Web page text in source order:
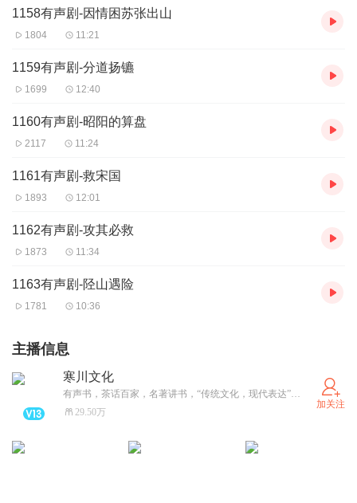
【作品简介】
东方版“权力的游戏”《鬼谷子的局》是一部长篇历史小说。
人。
在他身后的二千多年中，谋略家以他为宗，军事家认他为
圣，纵横家奉他为祖，命相家拜他为祖师，仙道家尊他为真
人。中国人将他视作智慧的化身，敬作无所不能的神龙。
1158有声剧-因情困苏张出山
1804 11:21
1159有声剧-分道扬镳
1699 12:40
1160有声剧-昭阳的算盘
2117 11:24
1161有声剧-救宋国
1893 12:01
1162有声剧-攻其必救
1873 11:34
1163有声剧-陉山遇险
1781 10:36
主播信息
寒川文化
有声书，茶话百家，名著讲书，“传统文化，现代表达”一直是我们的初衷。天下纵横（海口）文化产业投资有限公司出品
29.50万
加关注